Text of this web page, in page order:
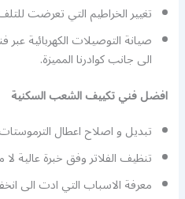
تغيير الخراطيم التي تعرضت
صيانة التوصيلات الكهربائية
الى جانب كوادرنا المميزة.
افضل فني تكييف الشعب السكنية
تبديل و اصلاح اعطال
تنظيف الفلاتر وفق خبرة عالية لا
معرفة الاسباب التي ادت الى